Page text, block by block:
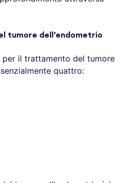
tumore dell’endometrio
il trattamento del tumore
quattro: